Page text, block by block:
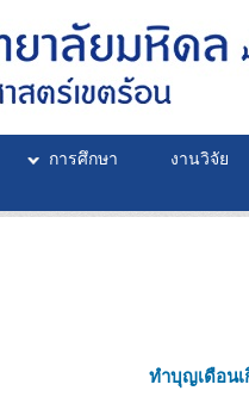
การศึกษา งานวิจัย
ทำบุญเดือนเ